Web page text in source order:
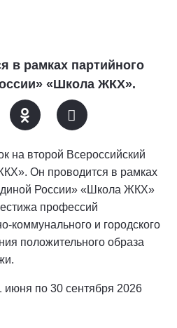
в рамках партийного
«Школа ЖКХ».
на второй Всероссийский
Он проводится в рамках
России» «Школа ЖКХ»
профессий
коммунального и городского
положительного образа
июня по 30 сентября 2026